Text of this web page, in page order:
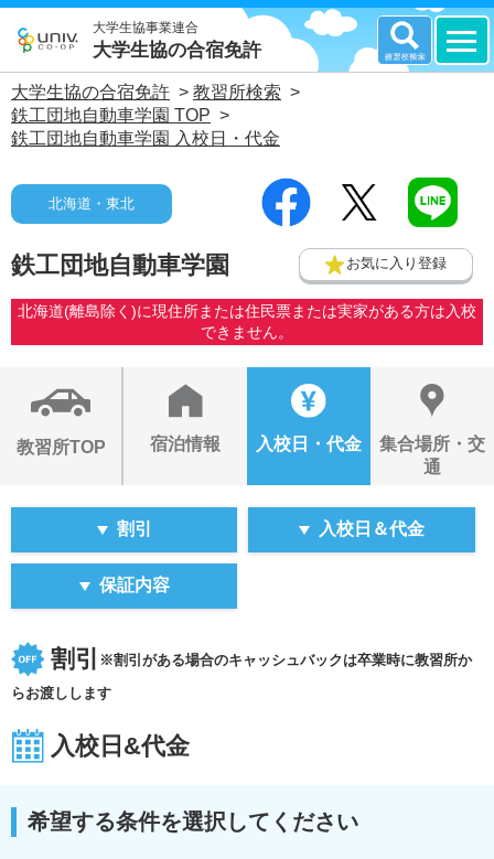
大学生協事業連合
大学生協の合宿免許
大学生協の合宿免許 > 教習所検索 >
鉄工団地自動車学園 TOP >
鉄工団地自動車学園 入校日・代金
北海道・東北
鉄工団地自動車学園 お気に入り登録
北海道(離島除く)に現住所または住民票または実家がある方は入校
できません。
教習所TOP 宿泊情報 入校日・代金
集合場所・交
通
割引 入校日＆代金
保証内容
割引
※割引がある場合のキャッシュバックは卒業時に教習所か
らお渡しします
入校日&代金
希望する条件を選択してください